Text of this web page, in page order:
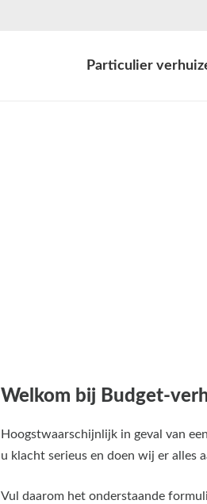
Particulier
Welkom bij Budget-
Hoogstwaarschijnlijk in geval van
u klacht serieus en doen wij er alles
Vul daarom het onderstaande